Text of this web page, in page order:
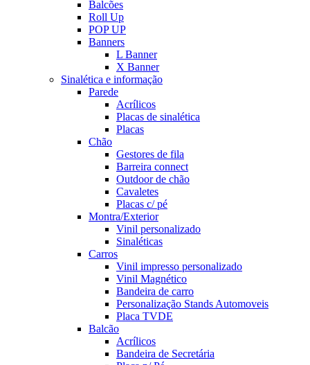
Balcões
Roll Up
POP UP
Banners
L Banner
X Banner
Sinalética e informação
Parede
Acrílicos
Placas de sinalética
Placas
Chão
Gestores de fila
Barreira connect
Outdoor de chão
Cavaletes
Placas c/ pé
Montra/Exterior
Vinil personalizado
Sinaléticas
Carros
Vinil impresso personalizado
Vinil Magnético
Bandeira de carro
Personalização Stands Automoveis
Placa TVDE
Balcão
Acrílicos
Bandeira de Secretária